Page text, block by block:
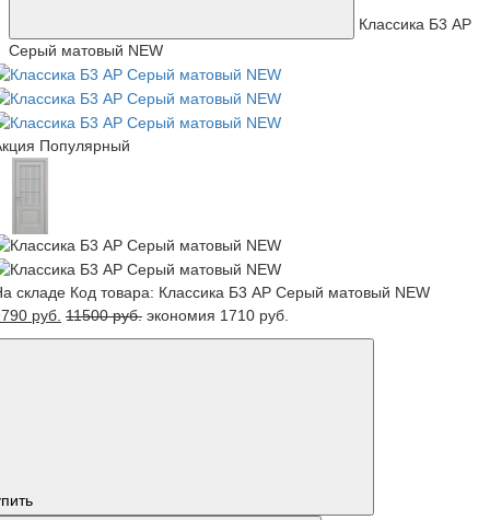
Классика Б3 АР
Серый матовый NEW
Популярный
складе Код товара: Классика Б3 АР Серый матовый NEW
руб. 11500 руб. экономия 1710 руб.